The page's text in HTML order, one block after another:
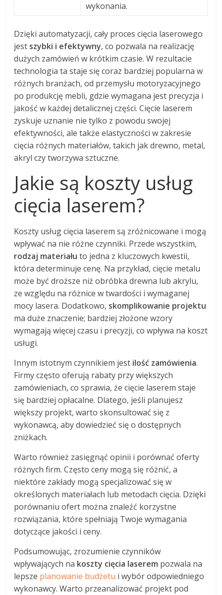
wykonania.
Dzięki automatyzacji, cały proces cięcia laserowego
jest szybki i efektywny, co pozwala na realizację
dużych zamówień w krótkim czasie. W rezultacie
technologia ta staje się coraz bardziej popularna w
różnych branżach, od przemysłu motoryzacyjnego
po produkcję mebli, gdzie wymagana jest precyzja i
jakość w każdej detalicznej części. Cięcie laserem
zyskuje uznanie nie tylko z powodu swojej
efektywności, ale także elastyczności w zakresie
cięcia różnych materiałów, takich jak drewno, metal,
akryl czy tworzywa sztuczne.
Jakie są koszty usług
cięcia laserem?
Koszty usług cięcia laserem są zróżnicowane i mogą
wpływać na nie różne czynniki. Przede wszystkim,
rodzaj materiału to jedna z kluczowych kwestii,
która determinuje cenę. Na przykład, cięcie metalu
może być droższe niż obróbka drewna lub akrylu,
ze względu na różnice w twardości i wymaganej
mocy lasera. Dodatkowo, skomplikowanie projektu
ma duże znaczenie; bardziej złożone wzory
wymagają więcej czasu i precyzji, co wpływa na koszt
usługi.
Innym istotnym czynnikiem jest ilość zamówienia.
Firmy często oferują rabaty przy większych
zamówieniach, co sprawia, że cięcie laserem staje
się bardziej opłacalne. Dlatego, jeśli planujesz
większy projekt, warto skonsultować się z
wykonawcą, aby dowiedzieć się o dostępnych
zniżkach.
Warto również zasięgnąć opinii i porównać oferty
różnych firm. Często ceny mogą się różnić, a
niektóre zakłady mogą specjalizować się w
określonych materiałach lub metodach cięcia. Dzięki
porównaniu ofert można znaleźć korzystne
rozwiązania, które spełniają Twoje wymagania
dotyczące jakości i ceny.
Podsumowując, zrozumienie czynników
wpływających na koszty cięcia laserem pozwala na
lepsze planowanie budżetu i wybór odpowiedniego
wykonawcy. Warto przeanalizować projekt pod